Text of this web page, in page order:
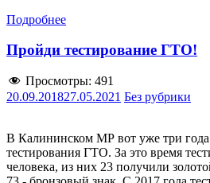
Подробнее
Пройди тестирование ГТО!
Просмотры: 491
20.09.201827.05.2021 Без рубрики
В Калининском МР вот уже три года
тестирования ГТО. За это время
человека, из них 23 получили